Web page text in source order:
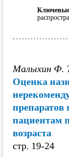
Малыхин Ф.
Оценка
препаратов
пациентам
возраста
cтр. 19-24